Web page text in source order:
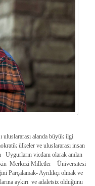
uluslararası alanda büyük ilgi
ülkeler ve uluslararası insan
Uygurların vicdanı olarak anılan
Merkezi Milletler Üniversitesi
Parçalamak- Ayrılıkçı olmak ve
aykırı ve adaletsiz olduğunu